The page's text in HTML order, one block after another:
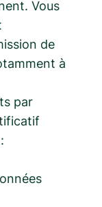
Vous
de
à
par